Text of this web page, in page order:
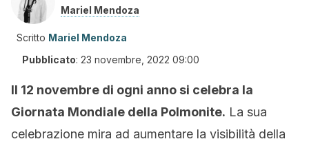
Mariel Mendoza
Scritto Mariel Mendoza
Pubblicato: 23 novembre, 2022 09:00
Il 12 novembre di ogni anno si celebra la
Giornata Mondiale della Polmonite. La sua
celebrazione mira ad aumentare la visibilità della